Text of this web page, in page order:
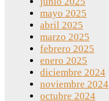
mayo 2025
abril 2025
marzo 2025
febrero 2025
enero 2025
diciembre 2024
noviembre 2024
octubre 2024